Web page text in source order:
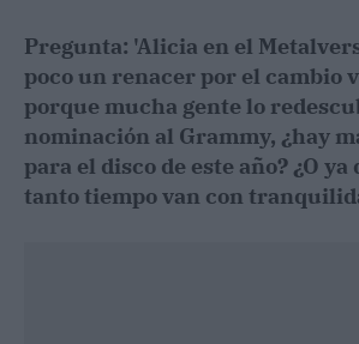
Pregunta: 'Alicia en el
poco un renacer por el cambio
porque mucha gente lo
nominación al Grammy, ¿hay
para el disco de este año? ¿O ya
tanto tiempo van con